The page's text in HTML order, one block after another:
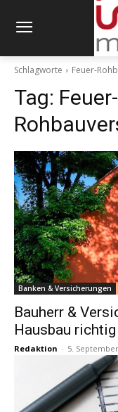
Schlagworte Feuer-
Tag: Feuer-
Banken & Versicherungen
Bauherr &
Hausbau
Redaktion - 5.